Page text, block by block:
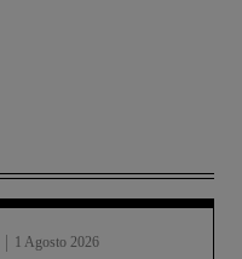
1 Agosto 2026